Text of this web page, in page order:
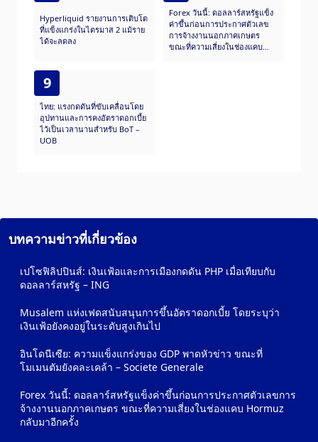
Hyperliquid รายงานการเติบโต
ที่แข็งแกร่งในไตรมาส 2 แม้ราย
ได้จะลดลง
Forex วันนี้: ดอลลาร์สหรัฐแข็ง
ค่าขึ้นก่อนการประกาศตัวเลข
การจ้างงานนอกภาคเกษตร
ขณะที่ความเสี่ยงในช่องแคบ
9
ไทย: แรงกดดันที่ขับเคลื่อนโดย
อุปทานและการคงอัตราดอกเบี้ย
ไว้เป็นเวลานานสำหรับ BoT –
UOB
บทความข่าวที่เกี่ยวข้อง
เปโซฟิลิปปินส์: เงินเฟ้อและการเมืองกดดัน PHP เมื่อเทียบกับ
ดอลลาร์สหรัฐ – ING
Musalem แห่งเฟดสนับสนุนการขึ้นอัตราดอกเบี้ย โดยระบุว่า
เงินเฟ้อยังคงอยู่ในระดับสูงเกินไป
อินโดนีเซีย: ความแข็งแกร่งของ GDP พาดหัวข่าว ขณะที่
โมเมนตัมยังคละเคล้า – Societe Generale
Forex วันนี้: ดอลลาร์สหรัฐแข็งค่าขึ้นก่อนการประกาศตัวเลขการ
จ้างงานนอกภาคเกษตร ขณะที่ความเสี่ยงในช่องแคบ Hormuz
กลับมาอีกครั้ง